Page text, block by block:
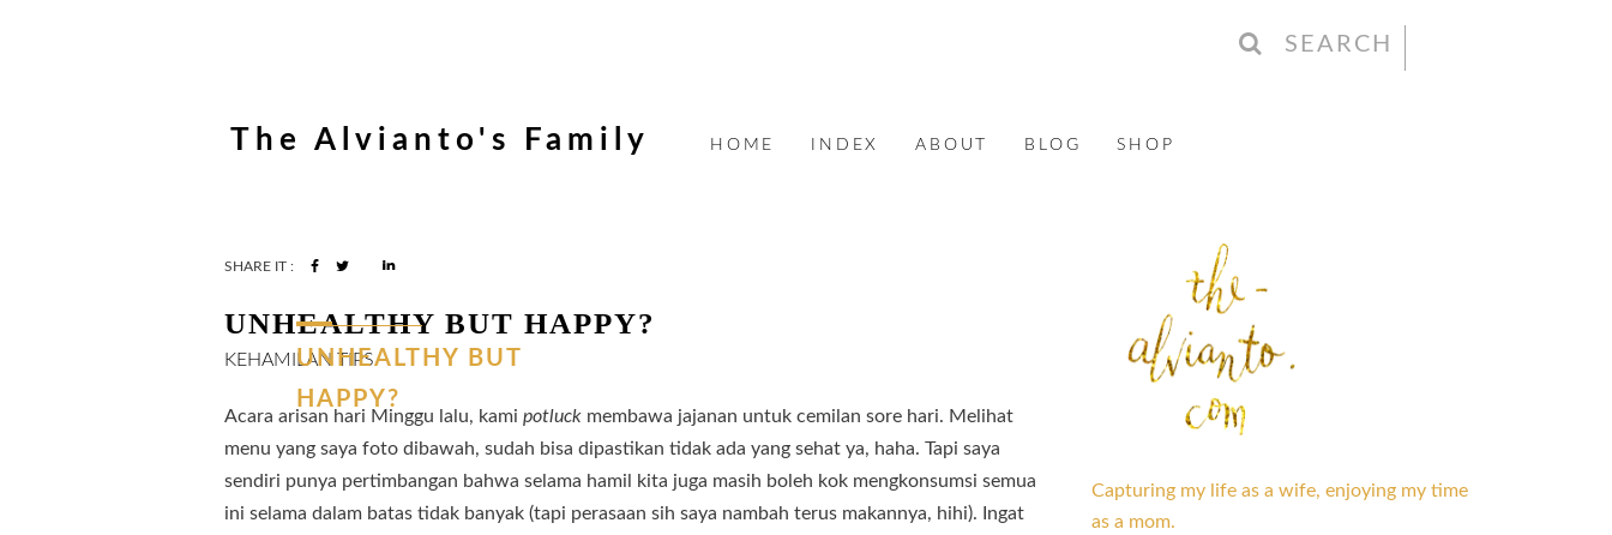
SEARCH
The Alvianto's Family HOME INDEX ABOUT BLOG SHOP
UNHEALTHY
BUT
HAPPY?
SHARE IT :
UNHEALTHY BUT HAPPY?
KEHAMILAN TIPS
Acara arisan hari Minggu lalu, kami potluck membawa jajanan untuk cemilan sore hari. Melihat
menu yang saya foto dibawah, sudah bisa dipastikan tidak ada yang sehat ya, haha. Tapi saya
sendiri punya pertimbangan bahwa selama hamil kita juga masih boleh kok mengkonsumsi semua
ini selama dalam batas tidak banyak (tapi perasaan sih saya nambah terus makannya, hihi). Ingat
Capturing my life as a wife, enjoying my time
as a mom.